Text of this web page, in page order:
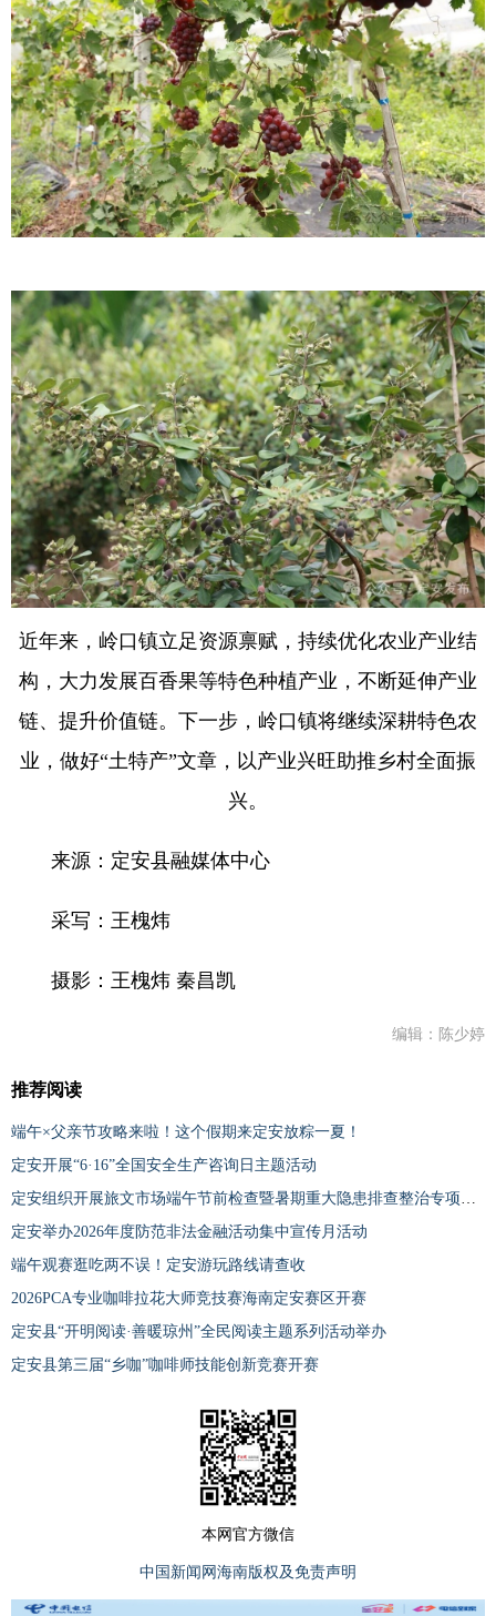
近年来，岭口镇立足资源禀赋，持续优化农业产业结
构，大力发展百香果等特色种植产业，不断延伸产业
链、提升价值链。下一步，岭口镇将继续深耕特色农
业，做好“土特产”文章，以产业兴旺助推乡村全面振
兴。
来源：定安县融媒体中心
采写：王槐炜
摄影：王槐炜 秦昌凯
编辑：陈少婷
推荐阅读
端午×父亲节攻略来啦！这个假期来定安放粽一夏！
定安开展“6·16”全国安全生产咨询日主题活动
定安举办2026年度防范非法金融活动集中宣传月活动
端午观赛逛吃两不误！定安游玩路线请查收
2026PCA专业咖啡拉花大师竞技赛海南定安赛区开赛
定安县“开明阅读·善暖琼州”全民阅读主题系列活动举办
定安县第三届“乡咖”咖啡师技能创新竞赛开赛
本网官方微信
中国新闻网海南版权及免责声明